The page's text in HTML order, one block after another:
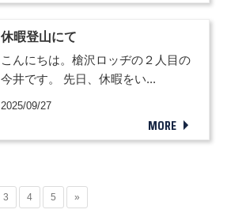
休暇登山にて
こんにちは。槍沢ロッヂの２人目の
今井です。 先日、休暇をい...
2025/09/27
MORE
3 4 5 »